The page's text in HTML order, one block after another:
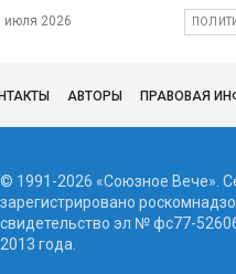
июля 2026
АВТОРЫ ПРАВОВАЯ
© 1991-2026 «Союзное Вече».
зарегистрировано
свидетельство эл № фc77-
2013 года.